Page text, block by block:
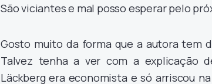
São viciantes e mal posso esperar pelo
Gosto muito da forma que a autora tem
Talvez tenha a ver com a explicação
Läckberg era economista e só arriscou